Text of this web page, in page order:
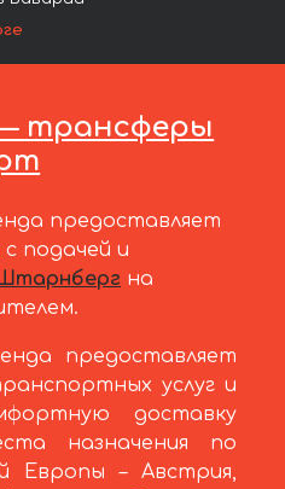
трансферы
предоставляет
подачей и
на
предоставляет
услуг и
доставку
назначения по
Европы – Австрия,